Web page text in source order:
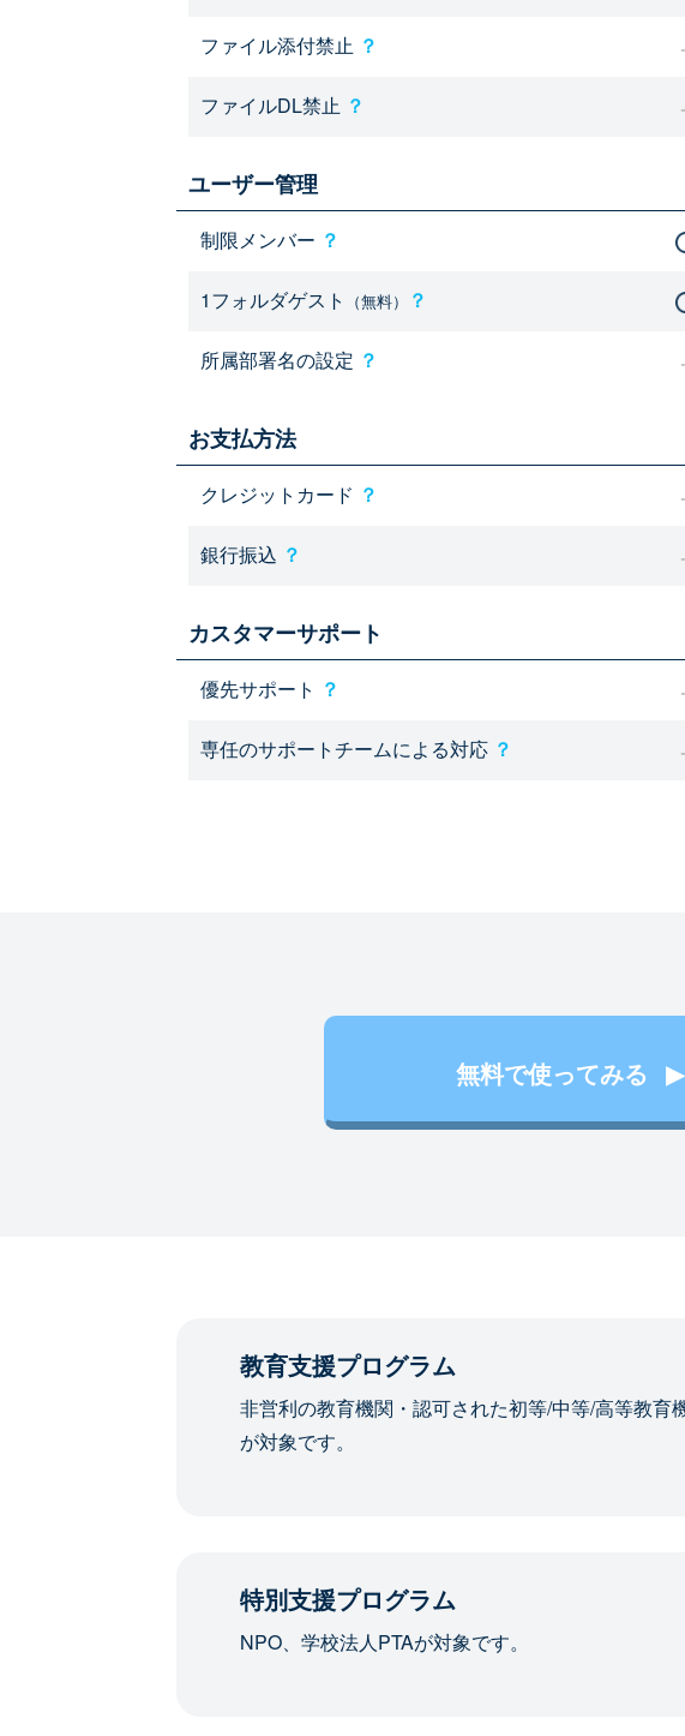
ファイル添付禁止 ？
ファイルDL禁止 ？
ユーザー管理
制限メンバー ？
1フォルダゲスト （無料） ？
所属部署名の設定 ？
お支払方法
クレジットカード ？
銀行振込 ？
カスタマーサポート
優先サポート ？
専任のサポートチームによる対応 ？
無料で使ってみる
教育支援プログラム
非営利の教育機関・認可された初等/中等/高等教
が対象です。
特別支援プログラム
NPO、学校法人PTAが対象です。